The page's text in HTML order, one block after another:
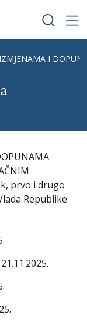
I
prvo i drugo
Republike
21.11.2025.